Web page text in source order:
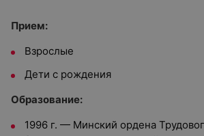
Прием:
Взрослые
Дети с рождения
Образование:
1996 г. — Минский ордена